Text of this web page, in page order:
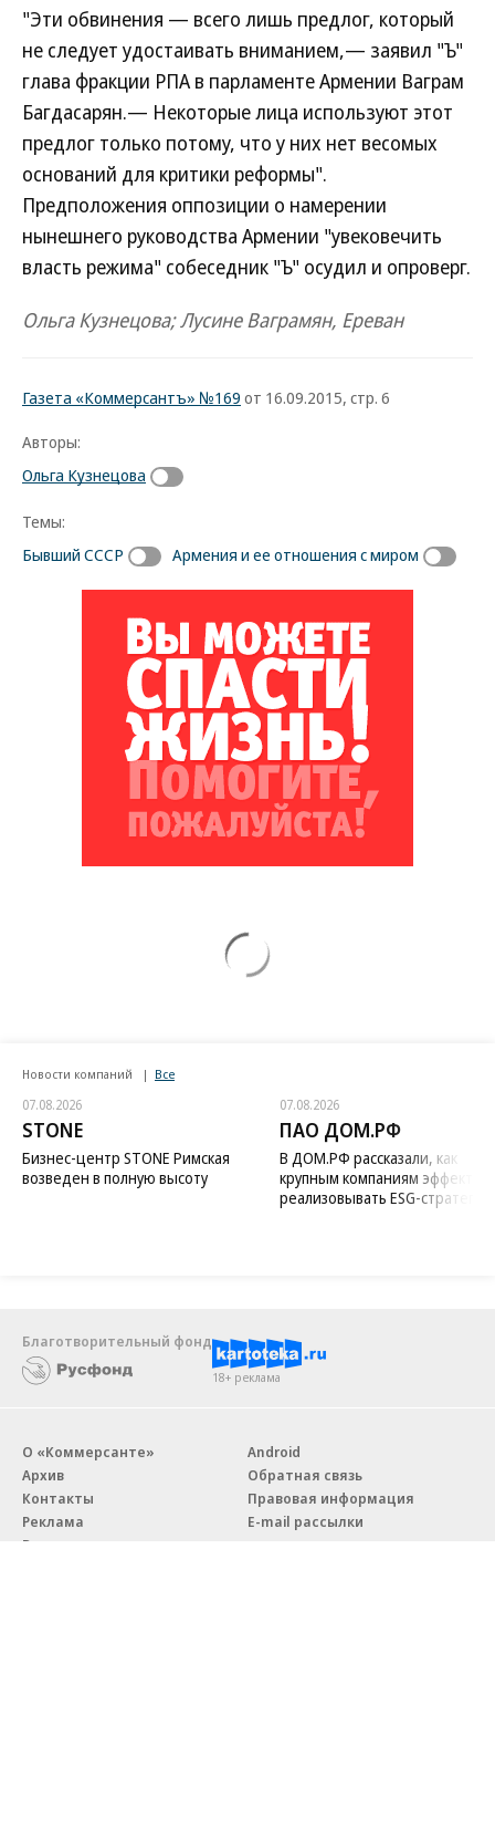
"Эти обвинения — всего лишь предлог, который
не следует удостаивать вниманием,— заявил "Ъ"
глава фракции РПА в парламенте Армении Ваграм
Багдасарян.— Некоторые лица используют этот
предлог только потому, что у них нет весомых
оснований для критики реформы".
Предположения оппозиции о намерении
нынешнего руководства Армении "увековечить
власть режима" собеседник "Ъ" осудил и опроверг.
Ольга Кузнецова; Лусине Ваграмян, Ереван
Газета «Коммерсантъ» №169 от 16.09.2015, стр. 6
Авторы:
Ольга Кузнецова
Темы:
Бывший СССР
Армения и ее отношения с миром
Новости компаний Все
07.08.2026
STONE
Бизнес-центр STONE Римская
возведен в полную высоту
07.08.2026
ПАО ДОМ.РФ
В ДОМ.РФ рассказали, как
крупным компаниям
реализовывать ESG-стратегию
Благотворительный фонд
18+ реклама
О «Коммерсанте»
Архив
Контакты
Реклама
Вакансии
Android
Обратная связь
Правовая информация
E-mail рассылки